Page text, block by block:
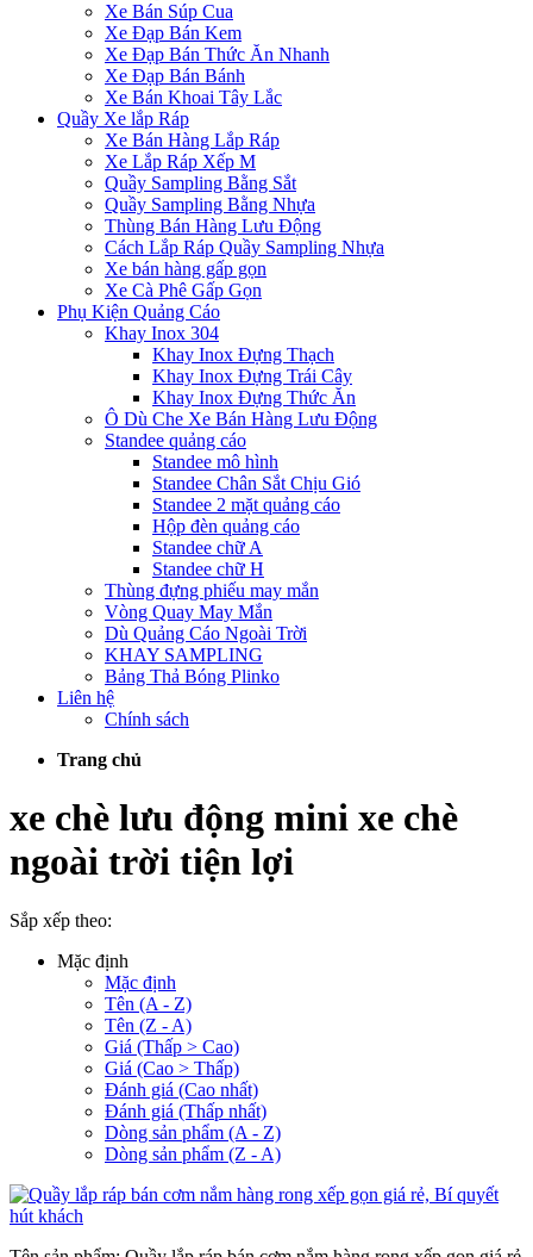
Xe Bán Súp Cua
Xe Đạp Bán Kem
Xe Đạp Bán Thức Ăn Nhanh
Xe Đạp Bán Bánh
Xe Bán Khoai Tây Lắc
Quầy Xe lắp Ráp
Xe Bán Hàng Lắp Ráp
Xe Lắp Ráp Xếp M
Quầy Sampling Bằng Sắt
Quầy Sampling Bằng Nhựa
Thùng Bán Hàng Lưu Động
Cách Lắp Ráp Quầy Sampling Nhựa
Xe bán hàng gấp gọn
Xe Cà Phê Gấp Gọn
Phụ Kiện Quảng Cáo
Khay Inox 304
Khay Inox Đựng Thạch
Khay Inox Đựng Trái Cây
Khay Inox Đựng Thức Ăn
Ô Dù Che Xe Bán Hàng Lưu Động
Standee quảng cáo
Standee mô hình
Standee Chân Sắt Chịu Gió
Standee 2 mặt quảng cáo
Hộp đèn quảng cáo
Standee chữ A
Standee chữ H
Thùng đựng phiếu may mắn
Vòng Quay May Mắn
Dù Quảng Cáo Ngoài Trời
KHAY SAMPLING
Bảng Thả Bóng Plinko
Liên hệ
Chính sách
Trang chủ
xe chè lưu động mini xe chè
ngoài trời tiện lợi
Sắp xếp theo:
Mặc định
Mặc định
Tên (A - Z)
Tên (Z - A)
Giá (Thấp > Cao)
Giá (Cao > Thấp)
Đánh giá (Cao nhất)
Đánh giá (Thấp nhất)
Dòng sản phẩm (A - Z)
Dòng sản phẩm (Z - A)